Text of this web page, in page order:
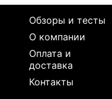
Обзоры и тесты
О компании
Оплата и
доставка
Контакты